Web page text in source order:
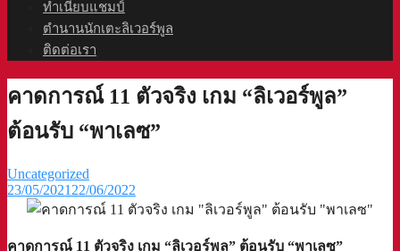
ทำเนียบแชมป์
ตำนานนักเตะลิเวอร์พูล
ติดต่อเรา
คาดการณ์ 11 ตัวจริง เกม “ลิเวอร์พูล”
ต้อนรับ “พาเลซ”
Uncategorized
23/05/2021 22/06/2022
คาดการณ์ 11 ตัวจริง เกม “ลิเวอร์พูล” ต้อนรับ “พาเลซ”